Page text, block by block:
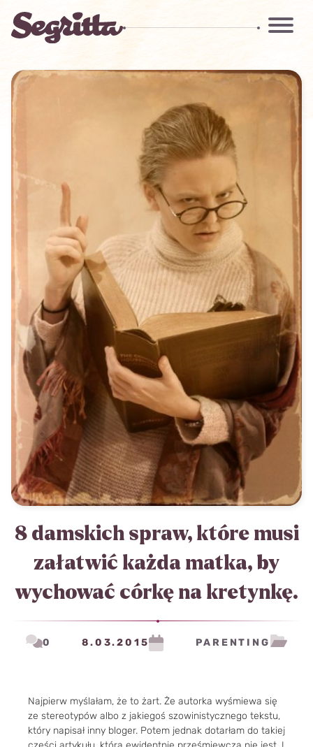
8 damskich spraw, które musi
załatwić każda matka, by
wychować córkę na kretynkę.
0 8.03.2015 PARENTING
Najpierw myślałam, że to żart. Że autorka wyśmiewa się
ze stereotypów albo z jakiegoś szowinistycznego tekstu,
który napisał inny bloger. Potem jednak dotarłam do takiej